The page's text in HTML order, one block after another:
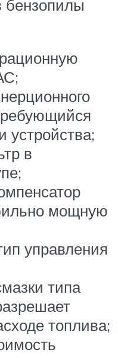
устройства;
в
мощную
управления
типа
топлива;